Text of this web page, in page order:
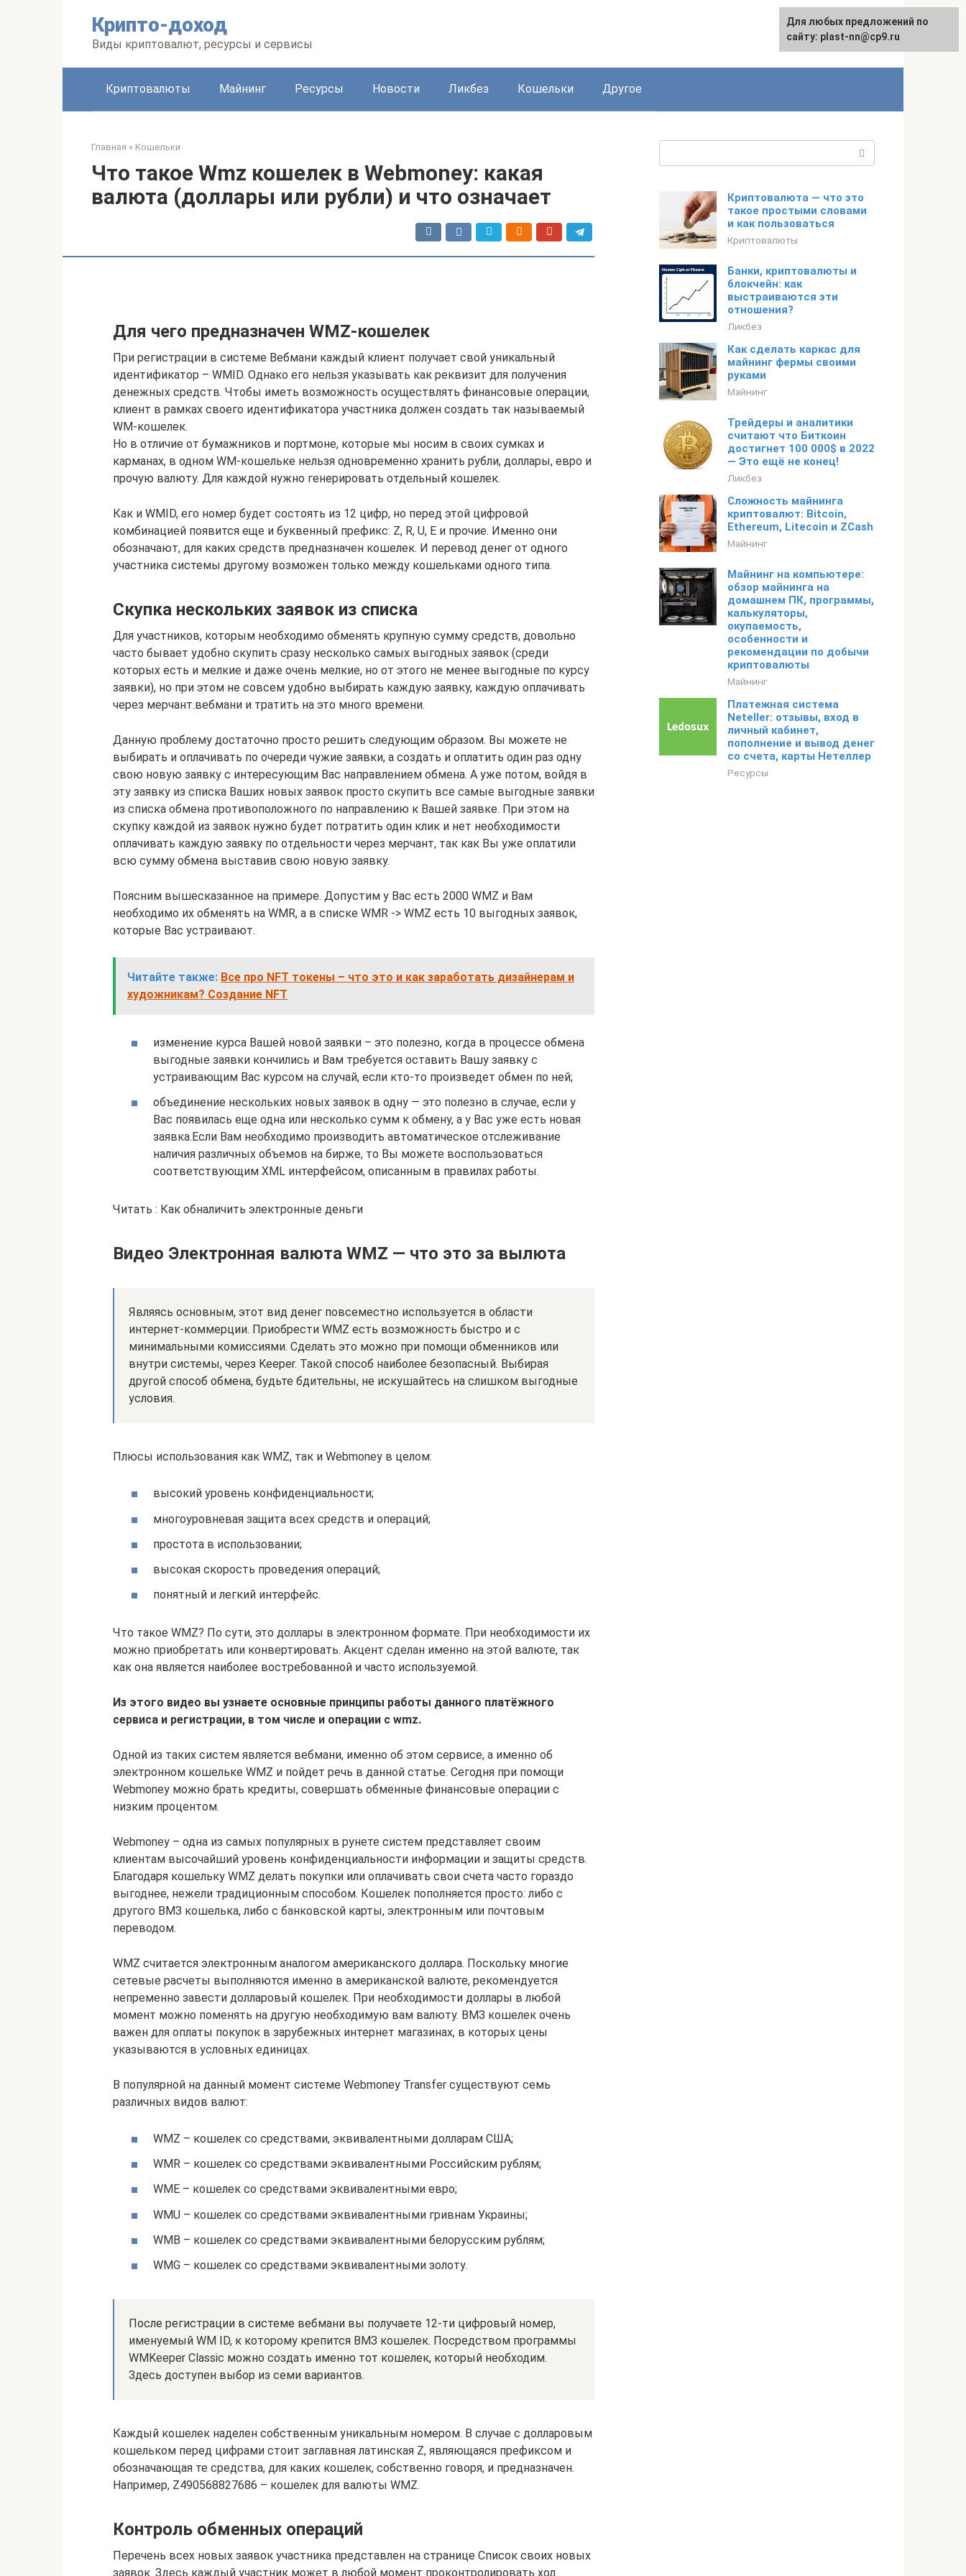
Крипто-доход
Виды криптовалют, ресурсы и сервисы
Криптовалюты Майнинг Ресурсы Новости Ликбез Кошельки Другое
Главная » Кошельки
Что такое Wmz кошелек в Webmoney: какая
валюта (доллары или рубли) и что означает
Для чего предназначен WMZ-кошелек
При регистрации в системе Вебмани каждый клиент получает свой уникальный
идентификатор – WMID. Однако его нельзя указывать как реквизит для получения
денежных средств. Чтобы иметь возможность осуществлять финансовые операции,
клиент в рамках своего идентификатора участника должен создать так называемый
WM-кошелек.
Но в отличие от бумажников и портмоне, которые мы носим в своих сумках и
карманах, в одном WM-кошельке нельзя одновременно хранить рубли, доллары, евро и
прочую валюту. Для каждой нужно генерировать отдельный кошелек.
Как и WMID, его номер будет состоять из 12 цифр, но перед этой цифровой
комбинацией появится еще и буквенный префикс: Z, R, U, E и прочие. Именно они
обозначают, для каких средств предназначен кошелек. И перевод денег от одного
участника системы другому возможен только между кошельками одного типа.
Скупка нескольких заявок из списка
Для участников, которым необходимо обменять крупную сумму средств, довольно
часто бывает удобно скупить сразу несколько самых выгодных заявок (среди
которых есть и мелкие и даже очень мелкие, но от этого не менее выгодные по курсу
заявки), но при этом не совсем удобно выбирать каждую заявку, каждую оплачивать
через мерчант.вебмани и тратить на это много времени.
Данную проблему достаточно просто решить следующим образом. Вы можете не
выбирать и оплачивать по очереди чужие заявки, а создать и оплатить один раз одну
свою новую заявку с интересующим Вас направлением обмена. А уже потом, войдя в
эту заявку из списка Ваших новых заявок просто скупить все самые выгодные заявки
из списка обмена противоположного по направлению к Вашей заявке. При этом на
скупку каждой из заявок нужно будет потратить один клик и нет необходимости
оплачивать каждую заявку по отдельности через мерчант, так как Вы уже оплатили
всю сумму обмена выставив свою новую заявку.
Поясним вышесказанное на примере. Допустим у Вас есть 2000 WMZ и Вам
необходимо их обменять на WMR, а в списке WMR -> WMZ есть 10 выгодных заявок,
которые Вас устраивают.
Читайте также: Все про NFT токены – что это и как заработать дизайнерам и
художникам? Создание NFT
изменение курса Вашей новой заявки – это полезно, когда в процессе обмена
выгодные заявки кончились и Вам требуется оставить Вашу заявку с
устраивающим Вас курсом на случай, если кто-то произведет обмен по ней;
объединение нескольких новых заявок в одну — это полезно в случае, если у
Вас появилась еще одна или несколько сумм к обмену, а у Вас уже есть новая
заявка.Если Вам необходимо производить автоматическое отслеживание
наличия различных объемов на бирже, то Вы можете воспользоваться
соответствующим XML интерфейсом, описанным в правилах работы.
Читать : Как обналичить электронные деньги
Видео Электронная валюта WMZ — что это за вылюта
Являясь основным, этот вид денег повсеместно используется в области
интернет-коммерции. Приобрести WMZ есть возможность быстро и с
минимальными комиссиями. Сделать это можно при помощи обменников или
внутри системы, через Keeper. Такой способ наиболее безопасный. Выбирая
другой способ обмена, будьте бдительны, не искушайтесь на слишком выгодные
условия.
Плюсы использования как WMZ, так и Webmoney в целом:
высокий уровень конфиденциальности;
многоуровневая защита всех средств и операций;
простота в использовании;
высокая скорость проведения операций;
понятный и легкий интерфейс.
Что такое WMZ? По сути, это доллары в электронном формате. При необходимости их
можно приобретать или конвертировать. Акцент сделан именно на этой валюте, так
как она является наиболее востребованной и часто используемой.
Из этого видео вы узнаете основные принципы работы данного платёжного
сервиса и регистрации, в том числе и операции с wmz.
Одной из таких систем является вебмани, именно об этом сервисе, а именно об
электронном кошельке WMZ и пойдет речь в данной статье. Сегодня при помощи
Webmoney можно брать кредиты, совершать обменные финансовые операции с
низким процентом.
Webmoney – одна из самых популярных в рунете систем представляет своим
клиентам высочайший уровень конфиденциальности информации и защиты средств.
Благодаря кошельку WMZ делать покупки или оплачивать свои счета часто гораздо
выгоднее, нежели традиционным способом. Кошелек пополняется просто: либо с
другого ВМЗ кошелька, либо с банковской карты, электронным или почтовым
переводом.
WMZ считается электронным аналогом американского доллара. Поскольку многие
сетевые расчеты выполняются именно в американской валюте, рекомендуется
непременно завести долларовый кошелек. При необходимости доллары в любой
момент можно поменять на другую необходимую вам валюту. ВМЗ кошелек очень
важен для оплаты покупок в зарубежных интернет магазинах, в которых цены
указываются в условных единицах.
В популярной на данный момент системе Webmoney Transfer существуют семь
различных видов валют:
WMZ – кошелек со средствами, эквивалентными долларам США;
WMR – кошелек со средствами эквивалентными Российским рублям;
WME – кошелек со средствами эквивалентными евро;
WMU – кошелек со средствами эквивалентными гривнам Украины;
WMB – кошелек со средствами эквивалентными белорусским рублям;
WMG – кошелек со средствами эквивалентными золоту.
После регистрации в системе вебмани вы получаете 12-ти цифровый номер,
именуемый WM ID, к которому крепится ВМЗ кошелек. Посредством программы
WMKeeper Classic можно создать именно тот кошелек, который необходим.
Здесь доступен выбор из семи вариантов.
Каждый кошелек наделен собственным уникальным номером. В случае с долларовым
кошельком перед цифрами стоит заглавная латинская Z, являющаяся префиксом и
обозначающая те средства, для каких кошелек, собственно говоря, и предназначен.
Например, Z490568827686 – кошелек для валюты WMZ.
Контроль обменных операций
Перечень всех новых заявок участника представлен на странице Список своих новых
заявок. Здесь каждый участник может в любой момент проконтролировать ход
Криптовалюта — что это
такое простыми словами
и как пользоваться
Криптовалюты
Банки, криптовалюты и
блокчейн: как
выстраиваются эти
отношения?
Ликбез
Как сделать каркас для
майнинг фермы своими
руками
Майнинг
Трейдеры и аналитики
считают что Биткоин
достигнет 100 000$ в 2022
— Это ещё не конец!
Ликбез
Сложность майнинга
криптовалют: Bitcoin,
Ethereum, Litecoin и ZCash
Майнинг
Майнинг на компьютере:
обзор майнинга на
домашнем ПК, программы,
калькуляторы,
окупаемость,
особенности и
рекомендации по добычи
криптовалюты
Майнинг
Платежная система
Neteller: отзывы, вход в
личный кабинет,
пополнение и вывод денег
со счета, карты Нетеллер
Ресурсы
Для любых предложений по
сайту: plast-nn@cp9.ru